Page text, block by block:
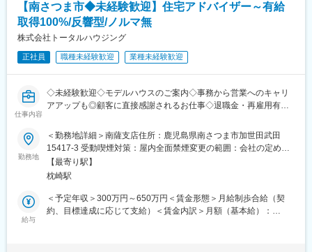
名古屋駅、伏見駅(愛知県)、栄駅(愛知県)、新栄町駅(愛知県)、前
後駅、名電山中駅、金山駅(愛知県)、上前津駅、三河豊田駅、南大
高駅、牛田駅(愛知県)、苅安賀駅、岐南駅、大垣駅、浜松駅、四日
駅、仙台駅、阿佐ケ谷駅、京王八王子駅、布田駅、虎ノ門ヒルズ
駅、高輪ゲートウェイ駅、赤羽橋駅、汐留駅、溜池山王駅、浜松
子堂駅、桜田門駅、秋葉原駅、二重橋前駅、半蔵門駅、新日本橋
駅、水道橋駅、日比谷駅、青井駅、牛田駅(東京都)、上野広小路
中野駅、大崎広小路駅、吉祥寺駅、池袋駅、赤羽岩淵駅、とうき
ょうスカイツリー駅、住吉駅(東京都)、祐天寺駅、国道駅、平沼橋
駅、蒔田駅、新杉田駅、センター北駅、宮前平駅、高島町駅、伊
勢佐木長者町駅、馬車道駅、鶴見駅、北茅ケ崎駅、京急川崎駅、
駅、仙台駅(地下鉄)、広瀬通駅、野江内代駅、海老江駅、西長堀
駅、谷町九丁目駅、ＪＲ難波駅、新深江駅、千林駅、松虫駅、住
【南さつま市◆未経験歓迎】住宅アドバイザー～有給
取得100%/反響型/ノルマ無
株式会社トータルハウジング
正社員 職種未経験歓迎 業種未経験歓迎
仕事内容
◇未経験歓迎◇モデルハウスのご案内◇事務から営業へのキャリ
アアップも◎顧客に直接感謝されるお仕事◇退職金・再雇用有
車通勤OK
■職務内容：＼未経験から“家づくりのプロ”へ／
飛び込みなし・反響営業で安心スタート。
来場されたお客様に対して、理想の住まいを提案する営業職で
す。
「売る」よりも「寄り添う」スタイルで、人生最大の買い物をサ
勤務地
＜勤務地詳細＞南薩支店住所：鹿児島県南さつま市加世田武田
15417-3 受動喫煙対策：屋内全面禁煙変更の範囲：会社の定める
事業所
【最寄り駅】
枕崎駅
給与
＜予定年収＞300万円～650万円＜賃金形態＞月給制歩合給（契
約、目標達成に応じて支給）＜賃金内訳＞月額（基本給）：